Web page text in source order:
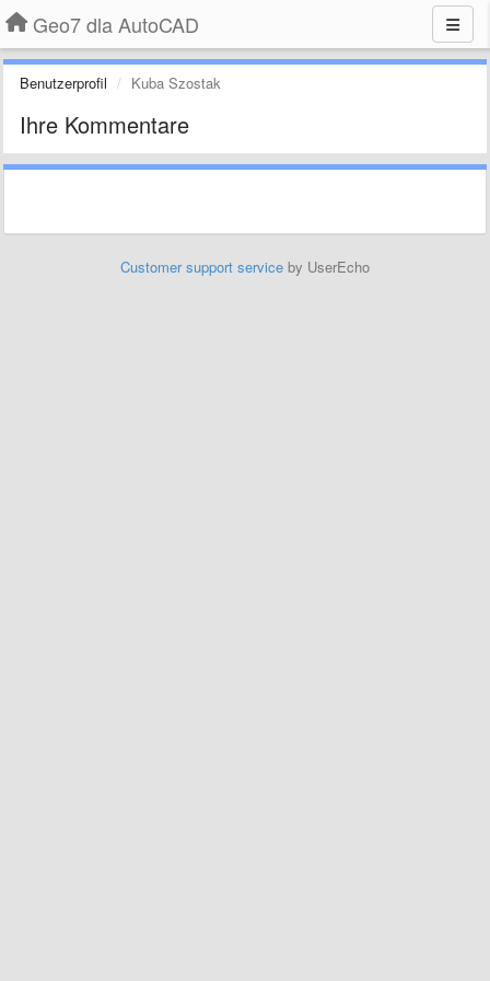
Geo7 dla AutoCAD
Benutzerprofil Kuba Szostak
Ihre Kommentare
Customer support service by UserEcho